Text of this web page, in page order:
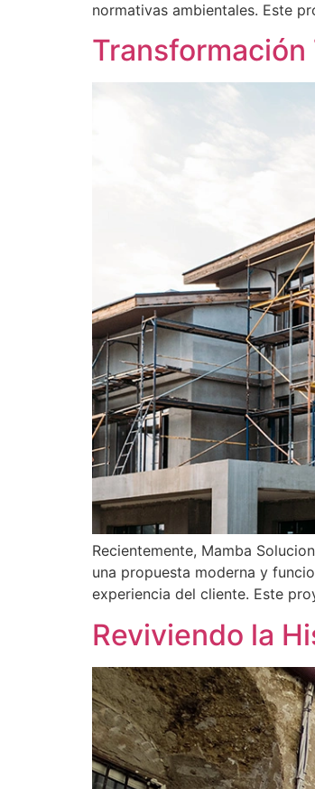
normativas ambientales. Este
Recientemente, Mamba
una propuesta moderna y
experiencia del cliente. Este
Reviviendo la